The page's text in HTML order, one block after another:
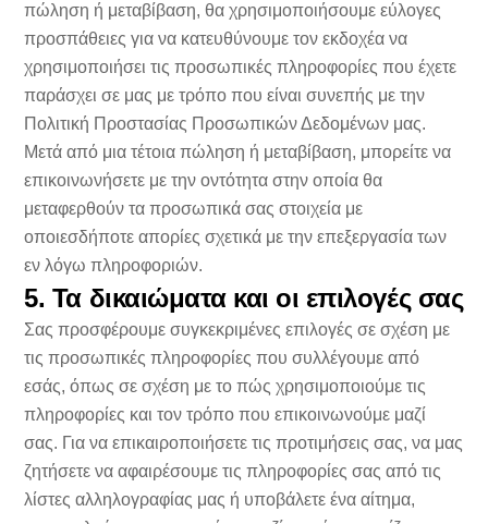
πώληση ή μεταβίβαση, θα χρησιμοποιήσουμε εύλογες
προσπάθειες για να κατευθύνουμε τον εκδοχέα να
χρησιμοποιήσει τις προσωπικές πληροφορίες που έχετε
παράσχει σε μας με τρόπο που είναι συνεπής με την
Πολιτική Προστασίας Προσωπικών Δεδομένων μας.
Μετά από μια τέτοια πώληση ή μεταβίβαση, μπορείτε να
επικοινωνήσετε με την οντότητα στην οποία θα
μεταφερθούν τα προσωπικά σας στοιχεία με
οποιεσδήποτε απορίες σχετικά με την επεξεργασία των
εν λόγω πληροφοριών.
5. Τα δικαιώματα και οι επιλογές σας
Σας προσφέρουμε συγκεκριμένες επιλογές σε σχέση με
τις προσωπικές πληροφορίες που συλλέγουμε από
εσάς, όπως σε σχέση με το πώς χρησιμοποιούμε τις
πληροφορίες και τον τρόπο που επικοινωνούμε μαζί
σας. Για να επικαιροποιήσετε τις προτιμήσεις σας, να μας
ζητήσετε να αφαιρέσουμε τις πληροφορίες σας από τις
λίστες αλληλογραφίας μας ή υποβάλετε ένα αίτημα,